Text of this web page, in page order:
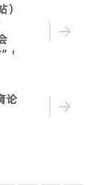
）
！
论